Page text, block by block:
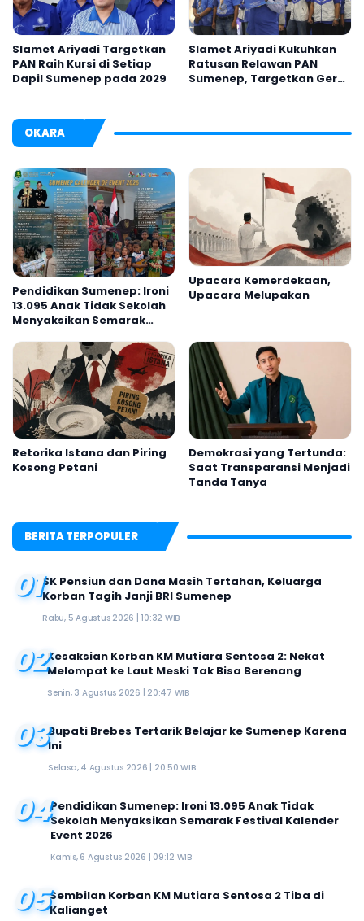
Slamet Ariyadi Targetkan
PAN Raih Kursi di Setiap
Dapil Sumenep pada 2029
Slamet Ariyadi Kukuhkan
Ratusan Relawan PAN
Sumenep, Targetkan Gerak
OKARA
Pendidikan Sumenep: Ironi
13.095 Anak Tidak Sekolah
Menyaksikan Semarak
2026
Upacara Kemerdekaan,
Upacara Melupakan
Retorika Istana dan Piring
Kosong Petani
Demokrasi yang Tertunda:
Saat Transparansi Menjadi
Tanda Tanya
BERITA TERPOPULER
01SK Pensiun dan Dana Masih Tertahan, Keluarga
Korban Tagih Janji BRI Sumenep
Rabu, 5 Agustus 2026 | 10:32 WIB
02Kesaksian Korban KM Mutiara Sentosa 2: Nekat
Melompat ke Laut Meski Tak Bisa Berenang
Senin, 3 Agustus 2026 | 20:47 WIB
03Bupati Brebes Tertarik Belajar ke Sumenep Karena
Ini
Selasa, 4 Agustus 2026 | 20:50 WIB
04Pendidikan Sumenep: Ironi 13.095 Anak Tidak
Sekolah Menyaksikan Semarak Festival Kalender
Event 2026
Kamis, 6 Agustus 2026 | 09:12 WIB
05Sembilan Korban KM Mutiara Sentosa 2 Tiba di
Kalianget